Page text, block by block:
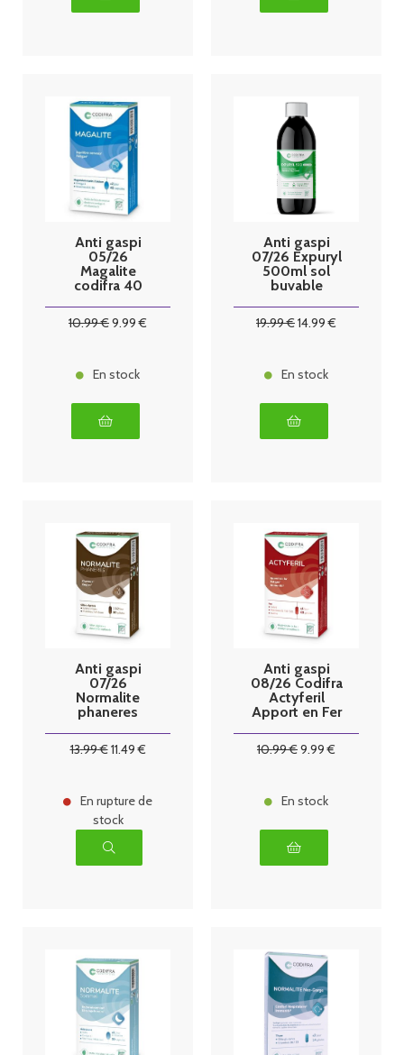
Anti gaspi
05/26
Magalite
codifra 40
10.99€9.99 €
En stock
Anti gaspi
07/26 Expuryl
500ml sol
buvable
19.99€14.99 €
En stock
Anti gaspi
07/26
Normalite
phaneres
13.99€11.49€
En rupture de
stock
Anti gaspi
08/26 Codifra
Actyferil
Apport en Fer
10.99€9.99 €
En stock